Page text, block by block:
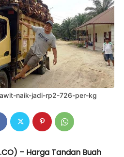
naik-jadi-rp2-726-per-kg
– Harga Tandan Buah